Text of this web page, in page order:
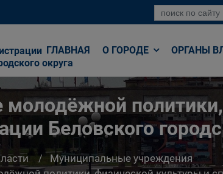
округа
ГЛАВНАЯ О ГОРОДЕ ОРГАНЫ
молодёжной
Беловского
Муниципальные учреждения